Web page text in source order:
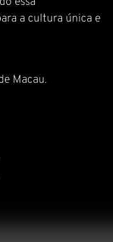
a cultura única e
Macau.